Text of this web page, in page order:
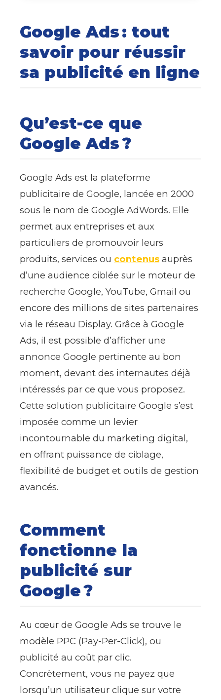
Google Ads : tout
savoir pour réussir
sa publicité en ligne
Qu’est-ce que
Google Ads ?
Google Ads est la plateforme
publicitaire de Google, lancée en 2000
sous le nom de Google AdWords. Elle
permet aux entreprises et aux
particuliers de promouvoir leurs
produits, services ou contenus auprès
d’une audience ciblée sur le moteur de
recherche Google, YouTube, Gmail ou
encore des millions de sites partenaires
via le réseau Display. Grâce à Google
Ads, il est possible d’afficher une
annonce Google pertinente au bon
moment, devant des internautes déjà
intéressés par ce que vous proposez.
Cette solution publicitaire Google s’est
imposée comme un levier
incontournable du marketing digital,
en offrant puissance de ciblage,
flexibilité de budget et outils de gestion
avancés.
Comment
fonctionne la
publicité sur
Google ?
Au cœur de Google Ads se trouve le
modèle PPC (Pay-Per-Click), ou
publicité au coût par clic.
Concrètement, vous ne payez que
lorsqu’un utilisateur clique sur votre